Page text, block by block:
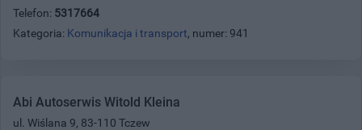
Telefon: 5317664
Kategoria: Komunikacja i transport, numer: 941
Abi Autoserwis Witold Kleina
ul. Wiślana 9, 83-110 Tczew